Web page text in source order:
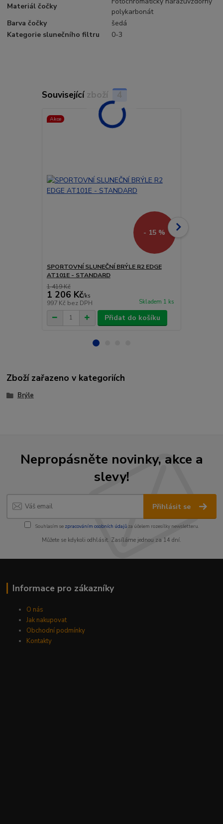
Materiál čočky
polykarbonát
Barva čočky
šedá
Kategorie slunečního filtru
0-3
Související zboží 4
Akce
- 15 %
SPORTOVNÍ SLUNEČNÍ BRÝLE R2 EDGE
AT101E - STANDARD
1 419 Kč
1 206 Kč/ks
997 Kč bez DPH Skladem 1 ks
Přidat do košíku
Zboží zařazeno v kategoriích
Brýle
Nepropásněte novinky, akce a
slevy!
Přihlásit se
Souhlasím se zpracováním osobních údajůza účelem rozesílky newsletteru.
Můžete se kdykoli odhlásit. Zasíláme jednou za 14 dní.
Informace pro zákazníky
O nás
Jak nakupovat
Obchodní podmínky
Kontakty